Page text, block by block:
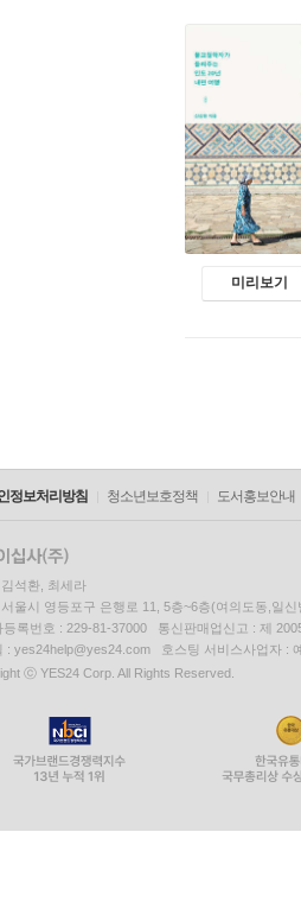
미리보기
정보처리방침 청소년보호정책 도서홍보안내
석환, 최세라
울시 영등포구 은행로 11, 5층~6층(여의도동,일신
등록번호 : 229-81-37000 통신판매업신고 : 제
: yes24help@yes24.com 호스팅 서비스사업자 :
ⓒ YES24 Corp. All Rights Reserved.